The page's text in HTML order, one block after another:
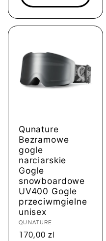
Qunature
Bezramowe
gogle
narciarskie
Gogle
snowboardowe
UV400 Gogle
przeciwmgielne
unisex
Dostawca:
QUNATURE
Cena
170,00 zl